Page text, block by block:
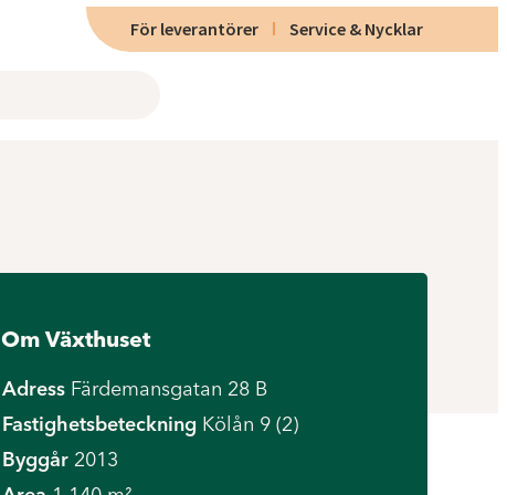
För leverantörer Service & Nycklar
Om Växthuset
Adress Färdemansgatan 28 B
Fastighetsbeteckning Kölån 9 (2)
Byggår 2013